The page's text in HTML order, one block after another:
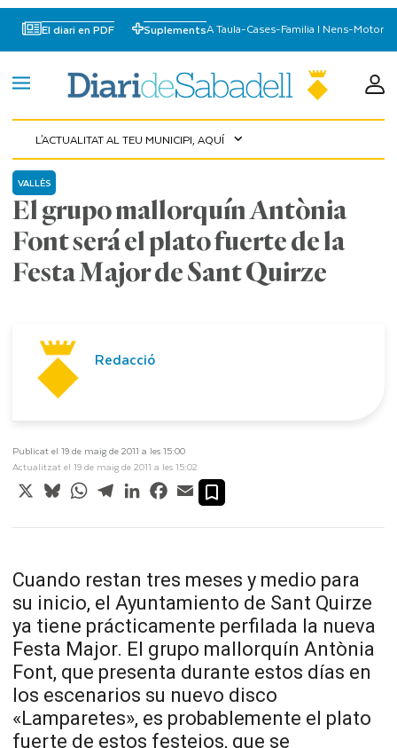
El diari en PDF SuplementsA Taula-Cases-Familia I Nens-Motor
L'ACTUALITAT AL TEU MUNICIPI, AQUÍ expand_more
El grupo mallorquín Antònia
Font será el plato fuerte de la
Festa Major de Sant Quirze
VALLÈS
Redacció
Publicat el 19 de maig de 2011 a les 15:00
Actualitzat el 19 de maig de 2011 a les 15:02
X BlueskyWhatsApp
TelegramLinkedInFacebook
Email
Cuando restan tres meses y medio para
su inicio, el Ayuntamiento de Sant Quirze
ya tiene prácticamente perfilada la nueva
Festa Major. El grupo mallorquín Antònia
Font, que presenta durante estos días en
los escenarios su nuevo disco
«Lamparetes», es probablemente el plato
fuerte de estos festejos, que se